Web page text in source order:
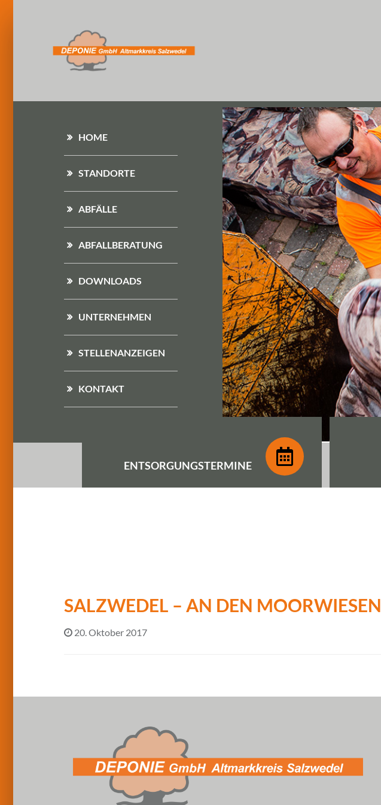
HOME
STANDORTE
ABFÄLLE
ABFALLBERATUNG
DOWNLOADS
UNTERNEHMEN
STELLENANZEIGEN
KONTAKT
ENTSORGUNGSTERMINE
SALZWEDEL – AN DEN MOORWIESEN
20. Oktober 2017